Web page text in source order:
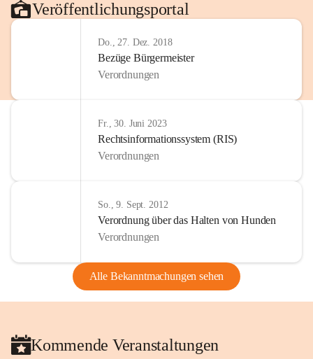
Veröffentlichungsportal
Do., 27. Dez. 2018
Bezüge Bürgermeister
Verordnungen
Fr., 30. Juni 2023
Rechtsinformationssystem (RIS)
Verordnungen
So., 9. Sept. 2012
Verordnung über das Halten von Hunden
Verordnungen
Alle Bekanntmachungen sehen
Kommende Veranstaltungen